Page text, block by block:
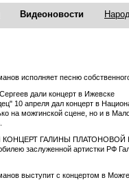
Видеоновости
исполняет песню
дали концерт в Ижевске
10 апреля дал концерт в
на можгинской сцене, но и в
КОНЦЕРТ ГАЛИНЫ
заслуженной артистки РФ
выступит с концертом в Можге